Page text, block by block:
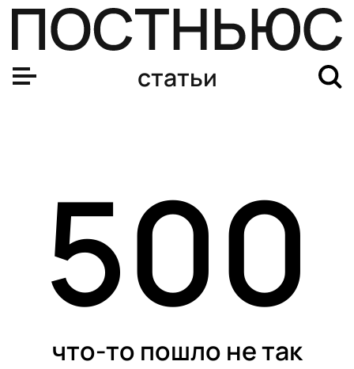
статьи
500
что-то пошло не так